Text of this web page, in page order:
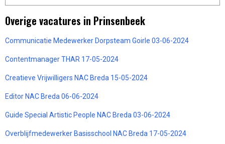
Overige vacatures in Prinsenbeek
Communicatie Medewerker Dorpsteam Goirle 03-06-2024
Contentmanager THAR 17-05-2024
Creatieve Vrijwilligers NAC Breda 15-05-2024
Editor NAC Breda 06-06-2024
Guide Special Artistic People NAC Breda 03-06-2024
Overblijfmedewerker Basisschool NAC Breda 17-05-2024